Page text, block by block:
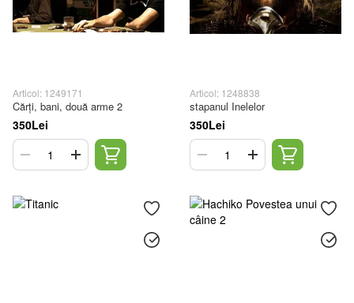
Articol: 1249171
Cărți, bani, două arme 2
350Lei
Articol: 1248838
stapanul Inelelor
350Lei